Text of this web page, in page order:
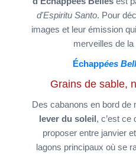
d'Espiritu Santo. Pour
images et leur émission
merveilles de
Échappées
Grains de sable,
Des cabanons en bord de
lever du soleil, c’est ce
proposer entre janvier
lagons principaux où se